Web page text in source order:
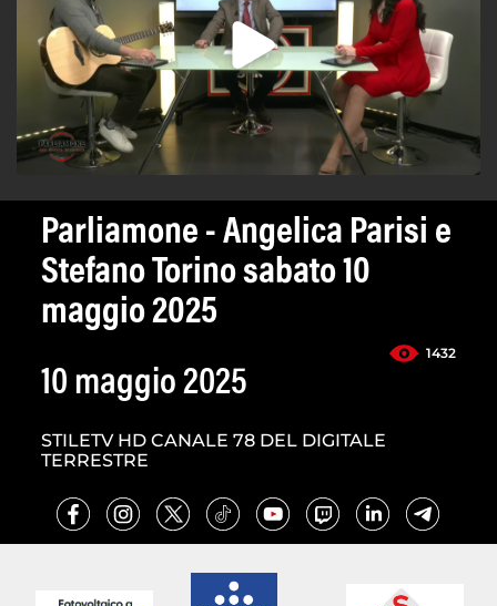
Parliamone - Angelica Parisi e
Stefano Torino sabato 10
maggio 2025
1432
10 maggio 2025
STILETV HD CANALE 78 DEL DIGITALE
TERRESTRE